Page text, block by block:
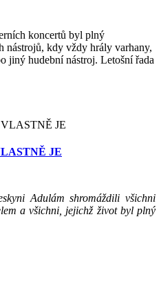
koncertů byl plný
nástrojů, kdy vždy hrály varhany,
jiný hudební nástroj. Letošní řada
JE
Adulám shromáždili všichni
a všichni, jejichž život byl plný